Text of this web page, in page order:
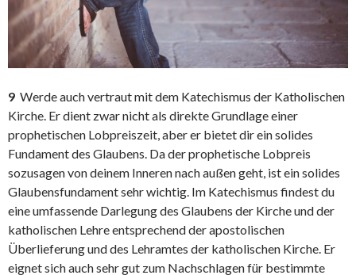
9 Werde auch vertraut mit dem Katechismus der Katholischen
Kirche. Er dient zwar nicht als direkte Grundlage einer
prophetischen Lobpreiszeit, aber er bietet dir ein solides
Fundament des Glaubens. Da der prophetische Lobpreis
sozusagen von deinem Inneren nach außen geht, ist ein solides
Glaubensfundament sehr wichtig. Im Katechismus findest du
eine umfassende Darlegung des Glaubens der Kirche und der
katholischen Lehre entsprechend der apostolischen
Überlieferung und des Lehramtes der katholischen Kirche. Er
eignet sich auch sehr gut zum Nachschlagen für bestimmte